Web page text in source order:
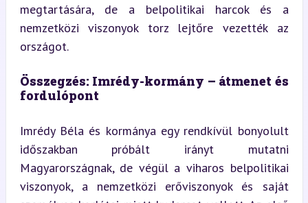
megtartására, de a belpolitikai harcok és a
nemzetközi viszonyok torz lejtőre vezették az
országot.
Összegzés: Imrédy-kormány – átmenet és
fordulópont
Imrédy Béla és kormánya egy rendkívül bonyolult
időszakban próbált irányt mutatni
Magyarországnak, de végül a viharos belpolitikai
viszonyok, a nemzetközi erőviszonyok és saját